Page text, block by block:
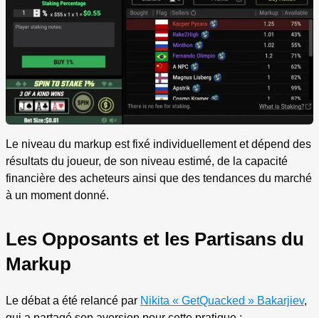
Le niveau du markup est fixé individuellement et dépend des
résultats du joueur, de son niveau estimé, de la capacité
financière des acheteurs ainsi que des tendances du marché
à un moment donné.
Les Opposants et les Partisans du
Markup
Le débat a été relancé par Nikita « GetQuacked » Bakarjiev,